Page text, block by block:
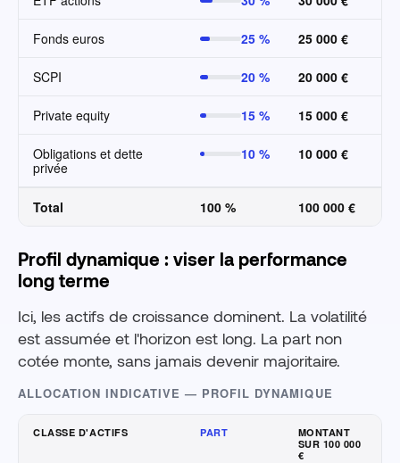
Fonds euros 25 % 25 000 €
SCPI 20 % 20 000 €
Private equity 15 % 15 000 €
Obligations et dette
privée
10 % 10 000 €
Total 100 % 100 000 €
Profil dynamique : viser la performance
long terme
Ici, les actifs de croissance dominent. La volatilité
est assumée et l'horizon est long. La part non
cotée monte, sans jamais devenir majoritaire.
ALLOCATION INDICATIVE — PROFIL DYNAMIQUE
CLASSE D'ACTIFS PART
MONTANT
SUR 100 000
€